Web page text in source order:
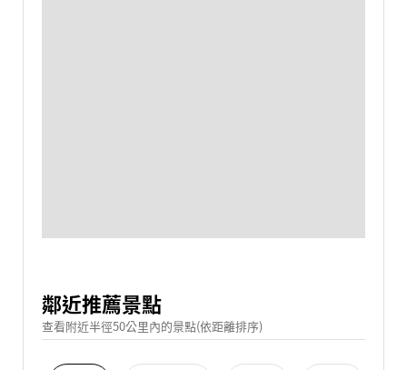
鄰近推薦景點
查看附近半徑50公里內的景點(依距離排序)